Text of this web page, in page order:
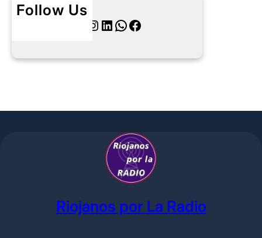
Follow Us
Instagram LinkedIn WhatsApp Facebook
Riojanos por La Radio